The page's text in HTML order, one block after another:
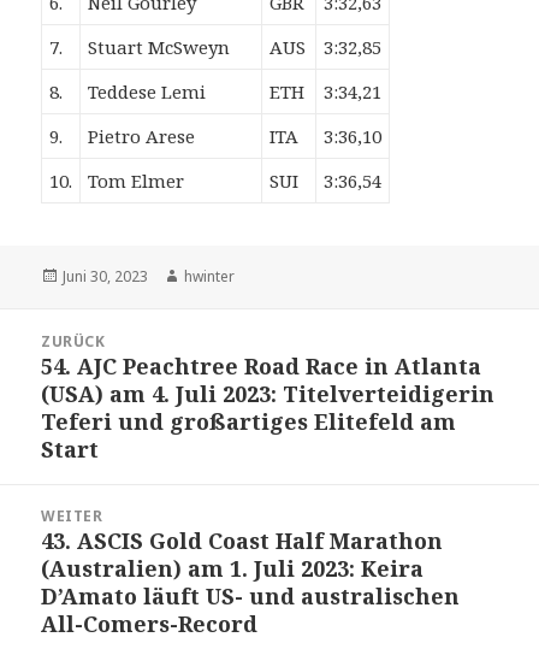
7.
Stuart McSweyn AUS
3:32,85
8.
Teddese Lemi ETH
3:34,21
9.
Pietro Arese ITA
3:36,10
10.
Tom Elmer SUI 3:36,54
Veröffentlicht
Juni 30, 2023 Autor
hwinter
Navigation
ZURÜCK
Vorheriger
Beitrag:
54. AJC Peachtree Road Race in Atlanta
(USA) am 4. Juli 2023: Titelverteidigerin
Teferi und großartiges Elitefeld am
Start
WEITER
Nächster
Beitrag:
43. ASCIS Gold Coast Half Marathon
(Australien) am 1. Juli 2023: Keira
D’Amato läuft US- und australischen
All-Comers-Record